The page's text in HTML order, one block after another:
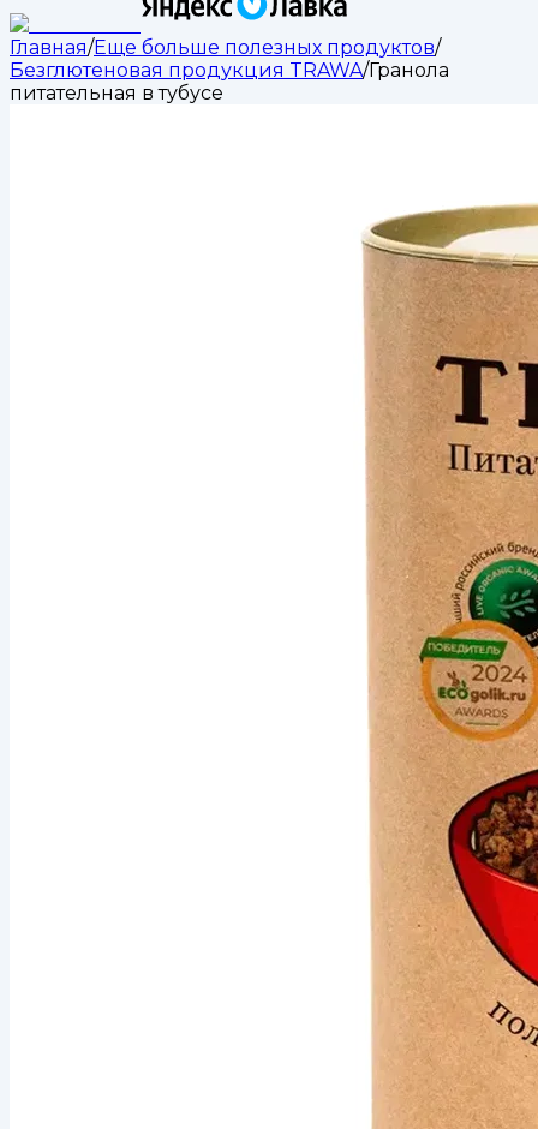
Главная/Еще больше полезных продуктов/
Безглютеновая продукция TRAWA/Гранола
питательная в тубусе